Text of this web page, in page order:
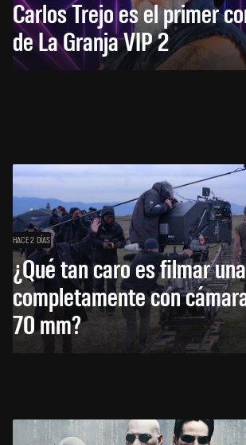
Carlos Trejo es el primer
de La Granja VIP 2
HACE 2 DÍAS
¿Qué tan caro es filmar
completamente con
70 mm?